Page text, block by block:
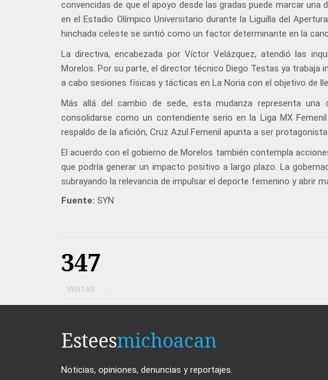
convencidas de que el apoyo desde las gradas puede marcar
en el Estadio Olímpico Universitario durante la Liguilla del
hinchada celeste se sintió como un factor determinante en la
La directiva, encabezada por Víctor Velázquez, atendió las
Morelos. Por su parte, el director técnico Diego Testas ya trabaja
a cabo sesiones físicas y tácticas en La Noria con el objetivo de
Más allá del cambio de sede, esta mudanza representa
consolidarse como un contendiente serio en la Liga MX
respaldo de la afición, Cruz Azul Femenil apunta a ser
El acuerdo con el gobierno de Morelos también contempla
que podría generar un impacto positivo a largo plazo. La
subrayando la relevancia de impulsar el deporte femenino y abrir
Fuente: SYN
347
VISITAS
Esteesmichoacan
Noticias, opiniones, denuncias y reportajes.